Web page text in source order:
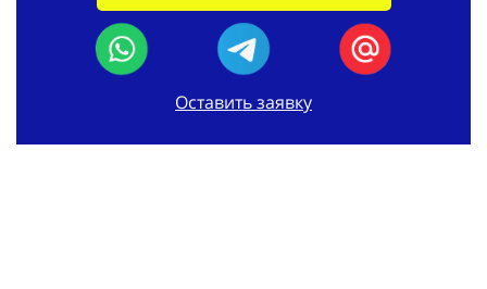
Оставить заявку